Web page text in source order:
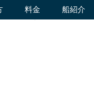
料金 船紹介